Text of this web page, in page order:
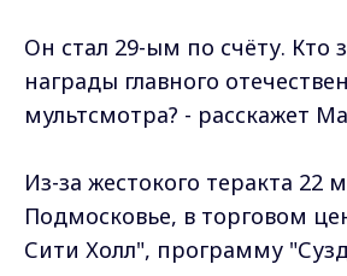
Он стал 29-ым по счёту. Кто
награды главного
мультсмотра? - расскажет
Из-за жестокого теракта 22
Подмосковье, в торговом
Сити Холл", программу